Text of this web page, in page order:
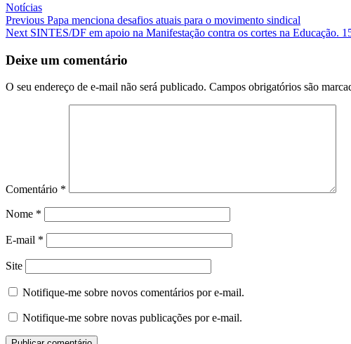
Notícias
Navegação
de
Post
Previous Previous
post:
Papa menciona desafios atuais para o movimento sindical
Next Next
SINTES/DF em apoio na Manifestação contra os cortes na Educação.
Deixe um comentário
O seu endereço de e-mail não será publicado. Campos obrigatórios são
Comentário *
Nome *
E-mail *
Site
Notifique-me sobre novos comentários por e-mail.
Notifique-me sobre novas publicações por e-mail.